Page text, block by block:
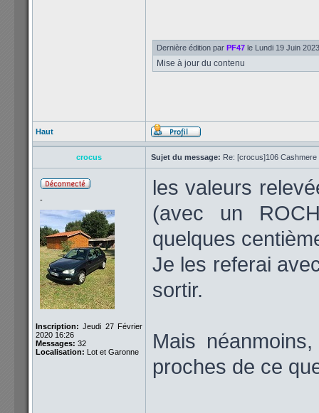
Dernière édition par PF47 le Lundi 19 Juin
Mise à jour du contenu
Haut
crocus Sujet du message: Re: [crocus]106
-
Inscription: Jeudi 27 Février
2020 16:26
Messages: 32
Localisation: Lot et Garonne
les valeurs
(avec un
quelques
Je les referai
sortir.
Mais
proches de ce